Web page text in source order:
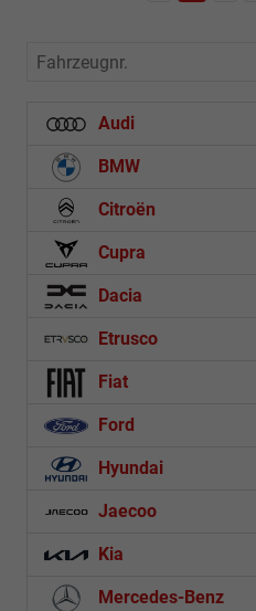
Fahrzeugnr.
Audi
BMW
Citroën
Cupra
Dacia
Etrusco
Fiat
Ford
Hyundai
Jaecoo
Kia
Mercedes-Benz